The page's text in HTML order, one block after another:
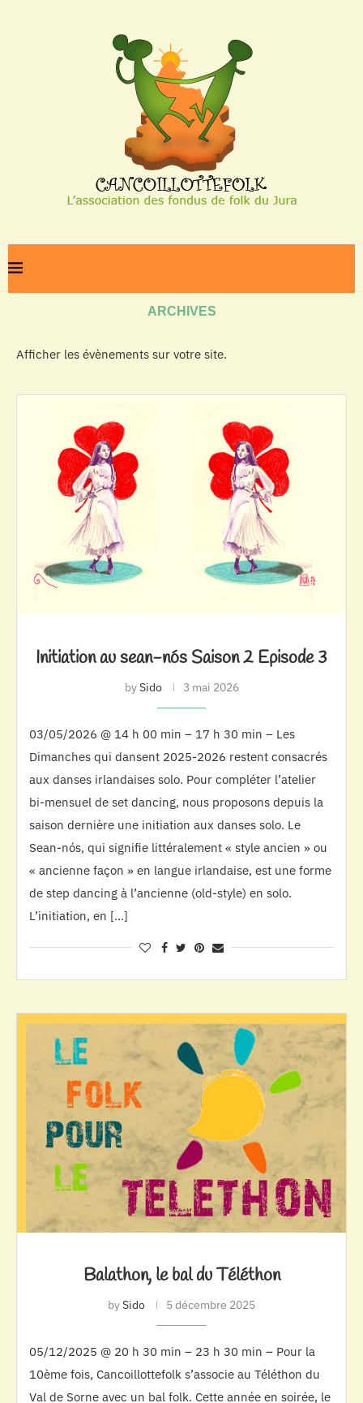
ARCHIVES
Afficher les évènements sur votre site.
Initiation au sean-nós Saison 2 Episode 3
bySido 3 mai 2026
03/05/2026 @ 14 h 00 min – 17 h 30 min – Les
Dimanches qui dansent 2025-2026 restent consacrés
aux danses irlandaises solo. Pour compléter l’atelier
bi-mensuel de set dancing, nous proposons depuis la
saison dernière une initiation aux danses solo. Le
Sean-nós, qui signifie littéralement « style ancien » ou
« ancienne façon » en langue irlandaise, est une forme
de step dancing à l’ancienne (old-style) en solo.
L’initiation, en […]
Balathon, le bal du Téléthon
bySido 5 décembre 2025
05/12/2025 @ 20 h 30 min – 23 h 30 min – Pour la
10ème fois, Cancoillottefolk s’associe au Téléthon du
Val de Sorne avec un bal folk. Cette année en soirée, le